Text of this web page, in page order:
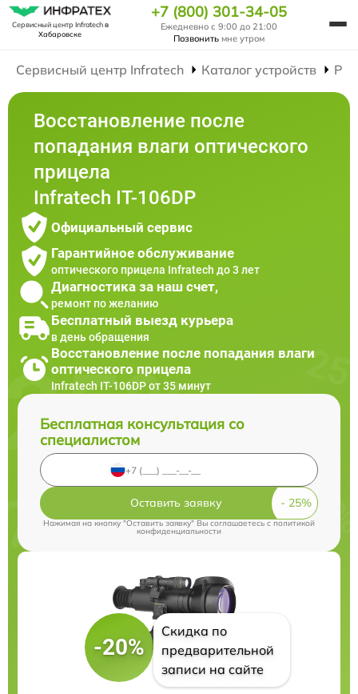
Сервисный центр Infratechв
Хабаровске
+7 (800) 301-34-05
Ежедневно с 9:00 до 21:00
Позвонить мне утром
Сервисный центр Infratech Каталог устройств
Восстановление после
попадания влаги оптического
прицела
Infratech IT-106DP
Официальный сервис
Гарантийное обслуживание
оптического прицела Infratech до 3 лет
Диагностика за наш счет,
ремонт по желанию
Бесплатный выезд курьера
в день обращения
Восстановление после попадания влаги
оптического прицела
Infratech IT-106DP от 35 минут
Бесплатная консультация со
специалистом
Оставить заявку
Нажимая на кнопку "Оставить заявку" Вы соглашаетесь cполитикой
конфиденциальности
-20%
Скидка по
предварительной
записи на сайте